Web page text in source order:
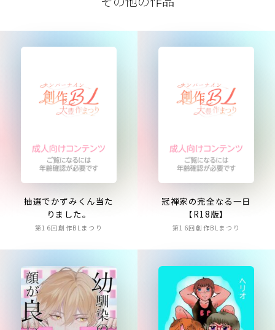
抽選でかずみくん当た
りました。
第16回創作BLまつり
冠禅家の完全なる一日
【R18版】
第16回創作BLまつり